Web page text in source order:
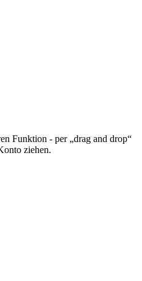
Funktion - per „drag and drop“
ziehen.